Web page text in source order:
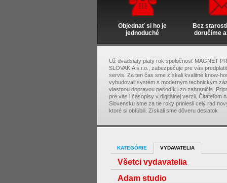
Objednať si ho je
jednoduché
Bez
doručíme
Už dvadsiaty piaty rok spoločnosť MAGNET
SLOVAKIA s.r.o., zabezpečuje pre vás
servis. Za ten čas sme získali kvalitné know-
vybudovali systém s moderným technickým
vlastnou dopravou periodík i zo zahraničia.
pre vás i časopisy v digitálnej verzii. Čitateľom
Slovensku sme za tie roky priniesli celý rad
ktoré si obľúbili. Získali sme dôveru desiatok
KATEGÓRIE VYDAVATELIA
Všetci vydavatelia
Adam studio